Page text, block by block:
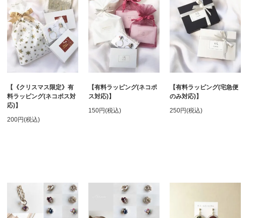
【《クリスマス限定》有
料ラッピング(ネコポス対
応)】
200円(税込)
【有料ラッピング(ネコポ
ス対応)】
150円(税込)
【有料ラッピング(宅急便
のみ対応)】
250円(税込)